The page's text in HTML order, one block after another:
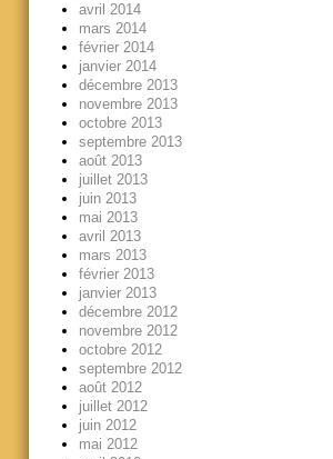
avril 2014
mars 2014
février 2014
janvier 2014
décembre 2013
novembre 2013
octobre 2013
septembre 2013
août 2013
juillet 2013
juin 2013
mai 2013
avril 2013
mars 2013
février 2013
janvier 2013
décembre 2012
novembre 2012
octobre 2012
septembre 2012
août 2012
juillet 2012
juin 2012
mai 2012